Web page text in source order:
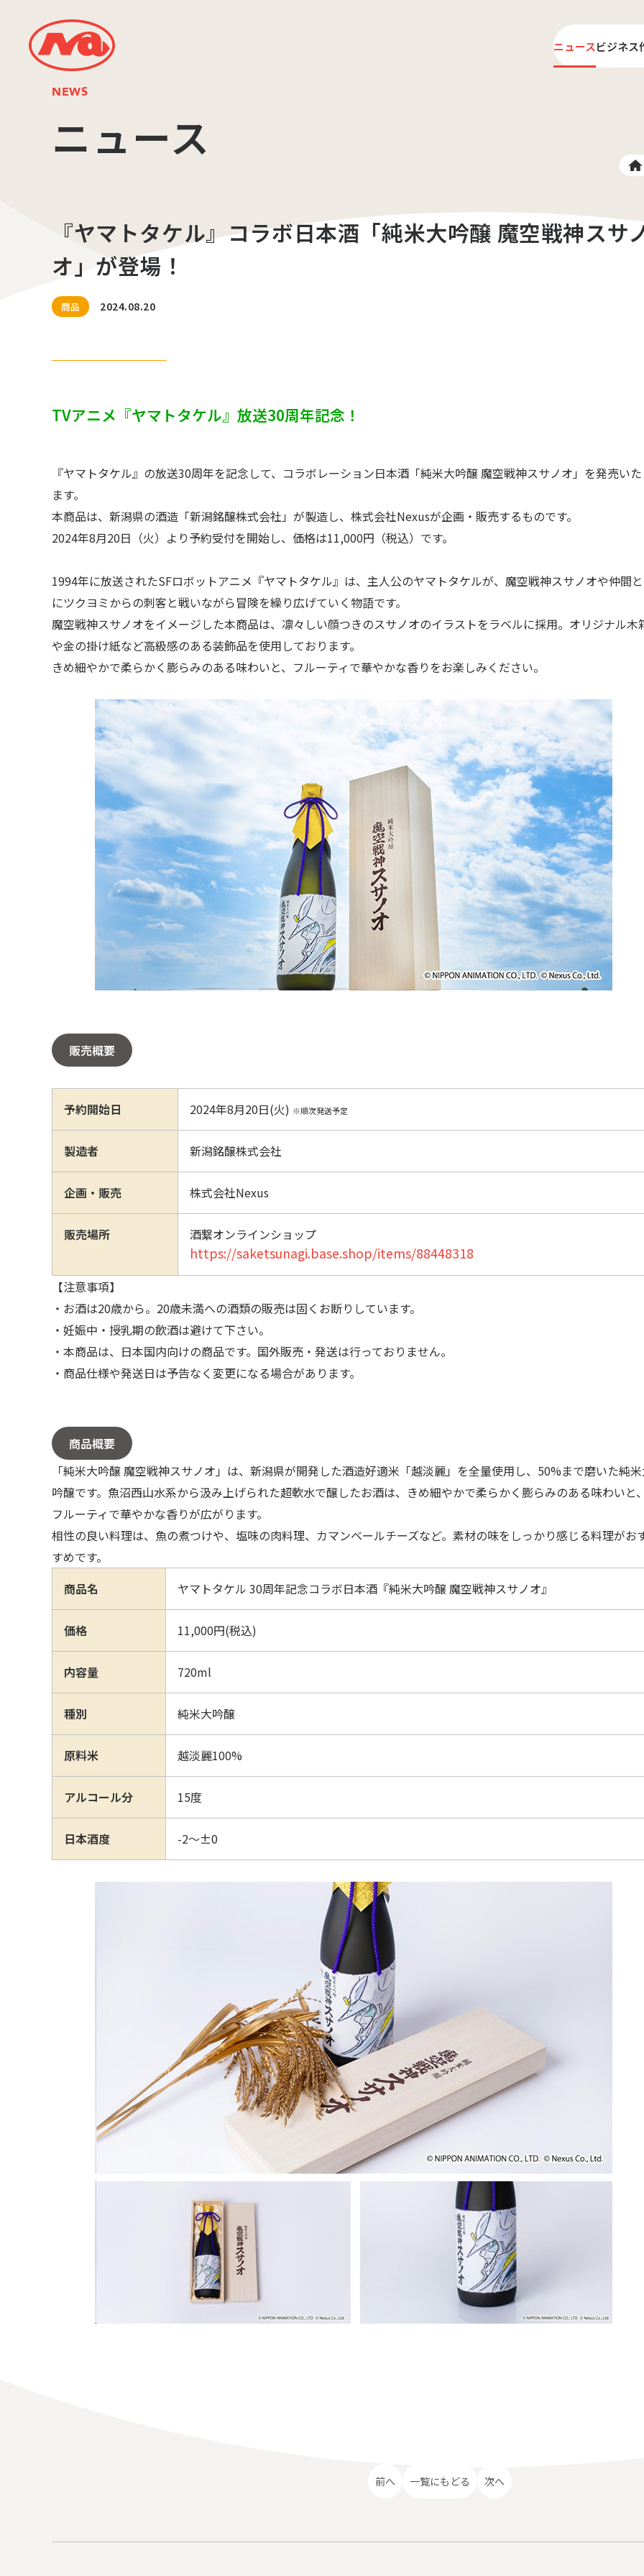
ニュースビジネス
〒104-0061
東京都中央区銀座7丁目13番20号 銀座THビル5F
HOME
ニュース
プロダクション
会社案内
代表あいさつ
NEWS
ニュース
『ヤマトタケル』コラボ日本酒「純米大吟醸 魔空戦神スサ
オ」が登場！
商品 2024.08.20
TVアニメ『ヤマトタケル』放送30周年記念！
『ヤマトタケル』の放送30周年を記念して、コラボレーション日本酒「純米大吟醸 魔空戦神スサノオ」を発売いた
ます。
本商品は、新潟県の酒造「新潟銘醸株式会社」が製造し、株式会社Nexusが企画・販売するものです。
2024年8月20日（火）より予約受付を開始し、価格は11,000円（税込）です。
1994年に放送されたSFロボットアニメ『ヤマトタケル』は、主人公のヤマトタケルが、魔空戦神スサノオや仲間
にツクヨミからの刺客と戦いながら冒険を繰り広げていく物語です。
魔空戦神スサノオをイメージした本商品は、凛々しい顔つきのスサノオのイラストをラベルに採用。オリジナル木
や金の掛け紙など高級感のある装飾品を使用しております。
きめ細やかで柔らかく膨らみのある味わいと、フルーティで華やかな香りをお楽しみください。
販売概要
予約開始日 2024年8月20日(火) ※順次発送予定
製造者 新潟銘醸株式会社
企画・販売 株式会社Nexus
販売場所 酒繋オンラインショップ
https://saketsunagi.base.shop/items/88448318
【注意事項】
・お酒は20歳から。20歳未満への酒類の販売は固くお断りしています。
・妊娠中・授乳期の飲酒は避けて下さい。
・本商品は、日本国内向けの商品です。国外販売・発送は行っておりません。
・商品仕様や発送日は予告なく変更になる場合があります。
商品概要
「純米大吟醸 魔空戦神スサノオ」は、新潟県が開発した酒造好適米「越淡麗」を全量使用し、50%まで磨いた純
吟醸です。魚沼西山水系から汲み上げられた超軟水で醸したお酒は、きめ細やかで柔らかく膨らみのある味わいと、
フルーティで華やかな香りが広がります。
相性の良い料理は、魚の煮つけや、塩味の肉料理、カマンベールチーズなど。素材の味をしっかり感じる料理がお
すめです。
商品名
ヤマトタケル 30周年記念コラボ日本酒『純米大吟醸 魔空戦神スサノオ』
価格 11,000円(税込)
内容量 720ml
種別 純米大吟醸
原料米 越淡麗100%
アルコール分 15度
日本酒度 -2～±0
前へ 一覧にもどる 次へ